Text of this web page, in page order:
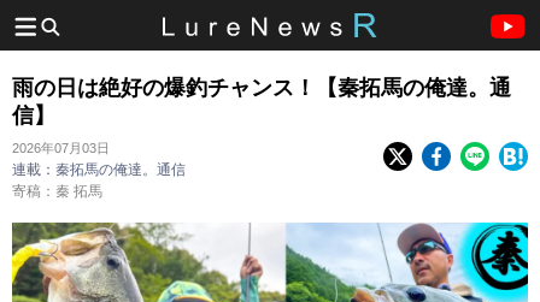
雨の日は絶好の爆釣チャンス！【秦拓馬の俺達。通
信】
2026年07月03日
連載：秦拓馬の俺達。通信
寄稿：秦 拓馬